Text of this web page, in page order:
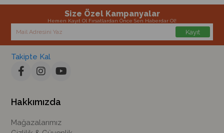
Size Özel Kampanyalar
Hemen Kayıt Ol Fırsatlardan Önce Sen Haberdar Ol!
Kayıt
Takipte Kal
Hakkımızda
Mağazalarımız